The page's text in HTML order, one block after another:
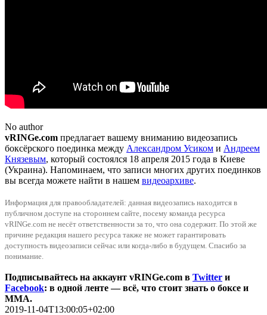
No author
vRINGe.com предлагает вашему вниманию видеозапись
боксёрского поединка между Александром Усиком и Андреем
Князевым, который состоялся 18 апреля 2015 года в Киеве
(Украина). Напоминаем, что записи многих других поединков
вы всегда можете найти в нашем видеоархиве.
Информация для правообладателей: данная видеозапись находится в
публичном доступе на стороннем сайте, посему команда ресурса
vRINGe.com не несёт ответственности за то, что она содержит. По этой же
причинe редакция нашего ресурса также не может гарантировать
доступность видеозаписи сейчас или когда-либо в будущем. Спасибо за
понимание.
Подписывайтесь на аккаунт vRINGe.com в Twitter и
Facebook: в одной ленте — всё, что стоит знать о боксе и
ММА.
2019-11-04T13:00:05+02:00